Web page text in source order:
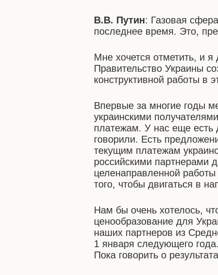
В.В. Путин: Газовая
последнее время. Это,
Мне хочется отметить, и
Правительство Украины
конструктивной работы в
Впервые за многие годы
украинскими
платежам. У нас еще есть
говорили. Есть
текущим платежам
российскими партнерами
целенаправленной
того, чтобы двигаться в
Нам бы очень хотелось,
ценообразование для
наших партнеров из
1 января следующего
Пока говорить о